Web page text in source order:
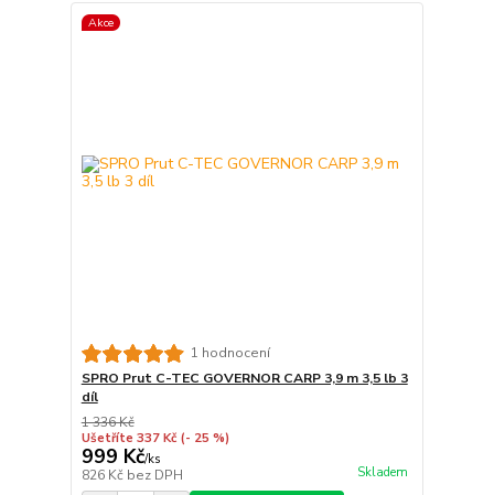
Akce
1 hodnocení
SPRO Prut C-TEC GOVERNOR CARP 3,9 m 3,5 lb 3
díl
1 336 Kč
Ušetříte 337 Kč (- 25 %)
999 Kč/ks
826 Kč bez DPH Skladem